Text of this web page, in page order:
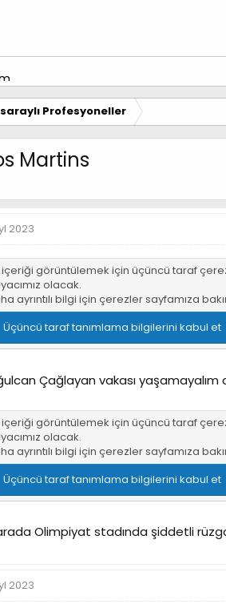
Profesyoneller
Martins
2023
içeriği görüntülemek için üçüncü taraf
olacak.
ayrıntılı bilgi için çerezler sayfamıza
Üçüncü taraf tanımlama bilgilerini kabul et
Çağlayan vakası yaşamayalım
içeriği görüntülemek için üçüncü taraf
olacak.
ayrıntılı bilgi için çerezler sayfamıza
Üçüncü taraf tanımlama bilgilerini kabul et
Olimpiyat stadında şiddetli
2023